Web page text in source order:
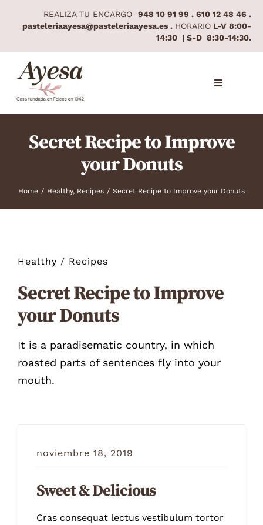
REALIZA TU ENCARGO948 10 91 99 . 610 12 48 46 .
pasteleriaayesa@pasteleriaayesa.es . HORARIO L-V 8:00-
14:30 | S-D 8:30-14:30.
Toggle
QUIÉNES SOMOS
ESPECIALIDADES
CÓMO LLEGAR
Secret Recipe to Improve
your Donuts
Home / Healthy, Recipes / Secret Recipe to Improve your Donuts
Healthy / Recipes
Secret Recipe to Improve
your Donuts
It is a paradisematic country, in which
roasted parts of sentences fly into your
mouth.
noviembre 18, 2019
Sweet & Delicious
Cras consequat lectus vestibulum tortor